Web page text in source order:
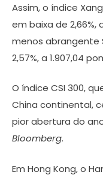
Assim, o índice
em baixa de 2,66%,
menos abrangente
2,57%, a 1.907,04
O índice CSI 300,
China continental,
pior abertura do
Bloomberg.
Em Hong Kong, o